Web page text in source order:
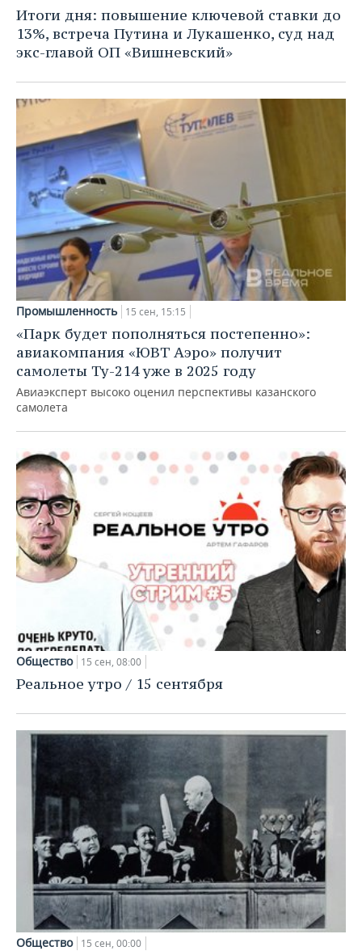
НЕФТЕХИМИЯ
НЕФТЬ
ОПК
РОЗНИЧНАЯ ТОРГОВЛЯ
УСЛУГИ
НОВОСТИ ТЕХНОЛОГИЙ
МЕДИА
ТЕЛЕКОММУНИКАЦИИ
МЕРОПРИЯТИЯ
ВЫЕЗДНАЯ РЕДАКЦИЯ
БИЗНЕС-БРАНЧИ
ONLINE-КОНФЕРЕНЦИИ
ОТКРЫТАЯ ЛЕКЦИЯ
НОВОСТИ СПОРТА
ФУТБОЛ
ХОККЕЙ
БАСКЕТБОЛ
ВОЛЕЙБОЛ
КИБЕРСПОРТ
ФИГУРНОЕ КАТАНИЕ
ВОДНЫЕ ВИДЫ СПОРТА
ХОККЕЙ С МЯЧОМ
ОБЩЕСТВО
НОВОСТИ ОБЩЕСТВА
ВЛАСТЬ
ИНФРАСТРУКТУРА
ИСТОРИЯ
КУЛЬТУРА
МЕДИЦИНА
ОБРАЗОВАНИЕ
ПРОИСШЕСТВИЯ
ФОТОГАЛЕРЕЯ
СЮЖЕТЫ
СПРАВОЧНИК
СПИСОК ПЕРСОН
СПИСОК КОМПАНИЙ
ПОЛНАЯ ВЕРСИЯ
Итоги дня: повышение ключевой ставки до
13%, встреча Путина и Лукашенко, суд над
экс-главой ОП «Вишневский»
Промышленность 15 сен, 15:15
«Парк будет пополняться постепенно»:
авиакомпания «ЮВТ Аэро» получит
самолеты Ту-214 уже в 2025 году
Авиаэксперт высоко оценил перспективы казанского
самолета
Общество 15 сен, 08:00
Реальное утро / 15 сентября
Общество 15 сен, 00:00